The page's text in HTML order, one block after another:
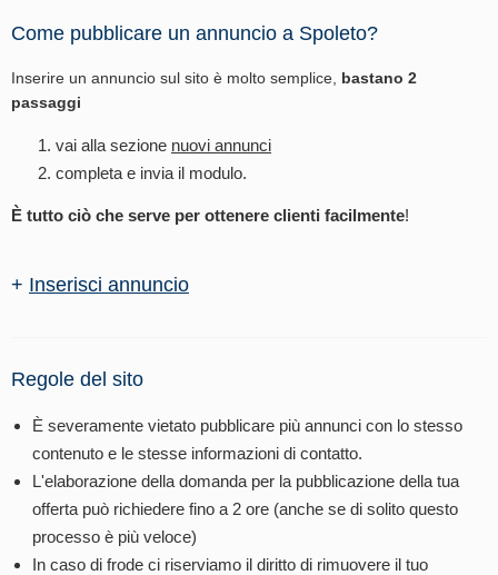
Come pubblicare un annuncio a Spoleto?
Inserire un annuncio sul sito è molto semplice, bastano 2
passaggi
vai alla sezione nuovi annunci
completa e invia il modulo.
È tutto ciò che serve per ottenere clienti facilmente!
+ Inserisci annuncio
Regole del sito
È severamente vietato pubblicare più annunci con lo stesso
contenuto e le stesse informazioni di contatto.
L'elaborazione della domanda per la pubblicazione della tua
offerta può richiedere fino a 2 ore (anche se di solito questo
processo è più veloce)
In caso di frode ci riserviamo il diritto di rimuovere il tuo